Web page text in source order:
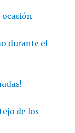
ocasión
durante el
de los